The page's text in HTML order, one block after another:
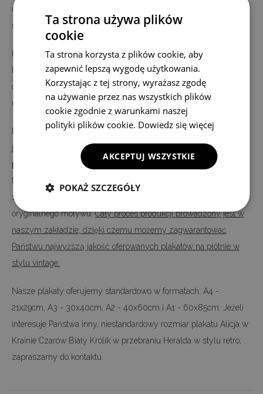
na ścianie Twojego salonu, sypialni czy korytarza. Taka dekoracja
ściany nada mu interesującego charakteru i klimatu.
Kupując plakat Alicja w Krainie Czarów Biały Królik w przebraniu
Heralda możesz zdecydować, czy ma on nadać charakter
dekoracji całego pomieszczenia, czy ma być jedynie ciekawym
uzupełnieniem wystroju, na który się zdecydowałeś wcześniej.
Plakat Alicja w Krainie Czarów Biały Królik w przebraniu Heralda
jest
nadrukowany na wysokiej jakości płótnie, a nie na
papierze
- jak większość plakatów oferowanych na rynku.
Nadruk wykonany jest w technologii cyfrowej, dzięki czemu w
100 procentach, możemy odwzorować kolory i szczegóły
oryginalnego motywu.Cały proces produkcji prowadzony jest w
naszym zakładzie, dzięki czemu możemy zagwarantować
Państwu najwyższą jakość oferowanych plakatów na płótnie w
stylu vintage.
Nasze plakaty oferujemy standardowo w formatach: A4 -
21x29cm, A3 - 30x40cm, A2 - 40x60cm i A1 - 60x85cm. Jeżeli
interesuje Państwa inny, niestandardowy rozmiar plakatu Alicja w
Krainie Czarów Biały Królik w przebraniu Heralda w stylu retro,
zapraszamy do kontaktu.
Ta strona używa plików
cookie
Ta strona korzysta z plików cookie, aby
zapewnić lepszą wygodę użytkowania.
Korzystając z tej strony, wyrażasz zgodę
na używanie przez nas wszystkich plików
cookie zgodnie z warunkami naszej
polityki plików cookie. Dowiedz się więcej
AKCEPTUJ WSZYSTKIE
POKAŻ SZCZEGÓŁY